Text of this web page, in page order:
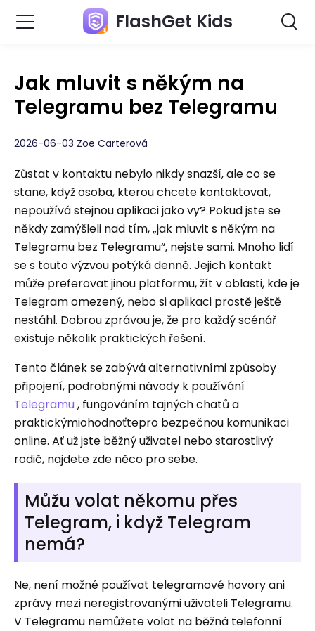
FlashGet Kids
Jak mluvit s někým na
Telegramu bez Telegramu
2026-06-03 Zoe Carterová
Zůstat v kontaktu nebylo nikdy snazší, ale co se
stane, když osoba, kterou chcete kontaktovat,
nepoužívá stejnou aplikaci jako vy? Pokud jste se
někdy zamýšleli nad tím, „jak mluvit s někým na
Telegramu bez Telegramu“, nejste sami. Mnoho lidí
se s touto výzvou potýká denně. Jejich kontakt
může preferovat jinou platformu, žít v oblasti, kde je
Telegram omezený, nebo si aplikaci prostě ještě
nestáhl. Dobrou zprávou je, že pro každý scénář
existuje několik praktických řešení.
Tento článek se zabývá alternativními způsoby
připojení, podrobnými návody k používání
Telegramu , fungováním tajných chatů a
praktickýmiohodnoťtepro bezpečnou komunikaci
online. Ať už jste běžný uživatel nebo starostlivý
rodič, najdete zde něco pro sebe.
Můžu volat někomu přes
Telegram, i když Telegram
nemá?
Ne, není možné používat telegramové hovory ani
zprávy mezi neregistrovanými uživateli Telegramu.
V Telegramu nemůžete volat na běžná telefonní